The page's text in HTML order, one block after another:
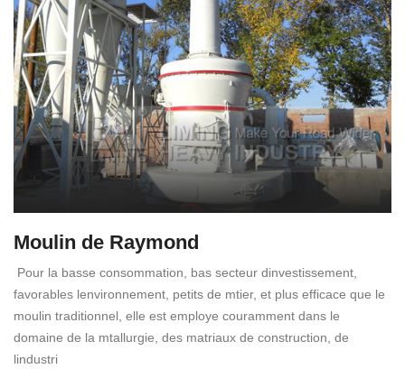
Moulin de Raymond
Pour la basse consommation, bas secteur dinvestissement,
favorables lenvironnement, petits de mtier, et plus efficace que le
moulin traditionnel, elle est employe couramment dans le
domaine de la mtallurgie, des matriaux de construction, de
lindustri